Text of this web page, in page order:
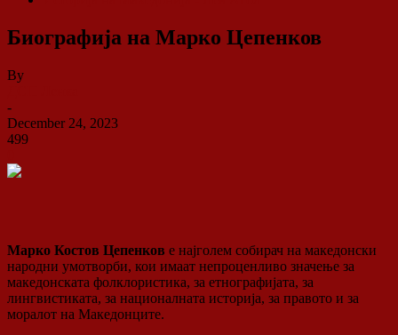
Биографија на Марко Цепенков
By
-
December 24, 2023
499
Марко Костов Цепенков е најголем собирач на македонски
народни умотворби, кои имаат непроценливо значење за
македонската фолклористика, за етнографијата, за
лингвистиката, за националната историја, за правото и за
моралот на Македонците.